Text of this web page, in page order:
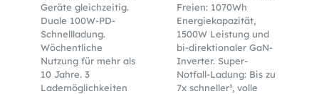
Geräte gleichzeitig.
Duale 100W-PD-
Schnellladung.
Wöchentliche
Nutzung für mehr als
10 Jahre. 3
Lademöglichkeiten
Freien: 1070Wh
Energiekapazität,
1500W Leistung und
bi-direktionaler GaN-
Inverter. Super-
Notfall-Ladung: Bis zu
7x schneller³, volle